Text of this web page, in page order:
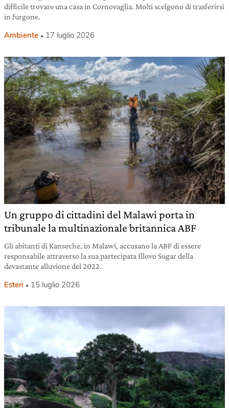
difficile trovare una casa in Cornovaglia. Molti scelgono di trasferirsi
in furgone.
Ambiente 17 luglio 2026
Un gruppo di cittadini del Malawi porta in
tribunale la multinazionale britannica ABF
Gli abitanti di Kanseche, in Malawi, accusano la ABF di essere
responsabile attraverso la sua partecipata Illovo Sugar della
devastante alluvione del 2022.
Esteri 15 luglio 2026